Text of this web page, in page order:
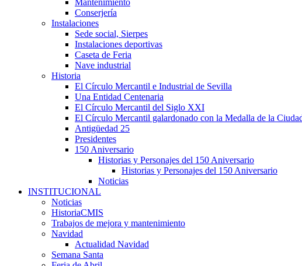
Mantenimiento
Conserjería
Instalaciones
Sede social, Sierpes
Instalaciones deportivas
Caseta de Feria
Nave industrial
Historia
El Círculo Mercantil e Industrial de Sevilla
Una Entidad Centenaria
El Círculo Mercantil del Siglo XXI
El Círculo Mercantil galardonado con la Medalla de la
Antigüedad 25
Presidentes
150 Aniversario
Historias y Personajes del 150 Aniversario
Historias y Personajes del 150 Aniversario
Noticias
INSTITUCIONAL
Noticias
HistoriaCMIS
Trabajos de mejora y mantenimiento
Navidad
Actualidad Navidad
Semana Santa